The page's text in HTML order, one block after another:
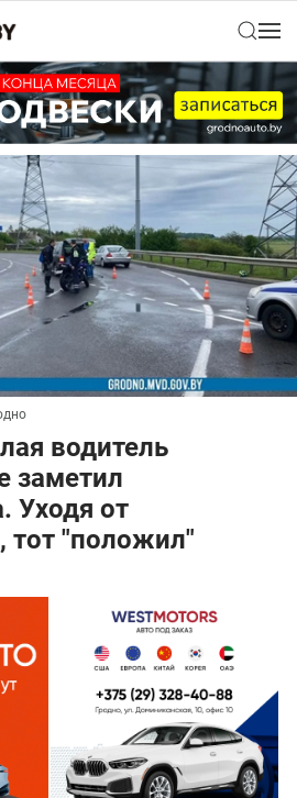
водитель
заметил
Уходя от
тот "положил"